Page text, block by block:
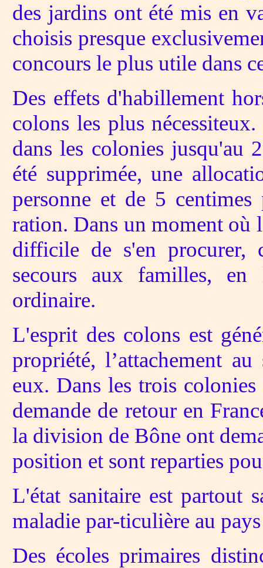
des jardins ont été mis en
choisis presque
concours le plus utile dans
Des effets d'habillement
colons les plus
dans les colonies jusqu'au
été supprimée, une
personne et de 5
ration. Dans un moment où
difficile de s'en procurer,
secours aux familles, en
ordinaire.
L'esprit des colons est
propriété, l’attachement
eux. Dans les trois
demande de retour en
la division de Bône ont
position et sont reparties
L'état sanitaire est partout
maladie par-ticulière au
Des écoles primaires